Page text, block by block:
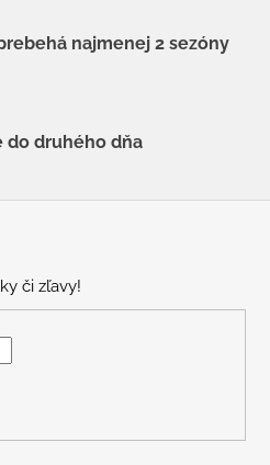
najmenej 2 sezóny
do druhého dňa
či zľavy!